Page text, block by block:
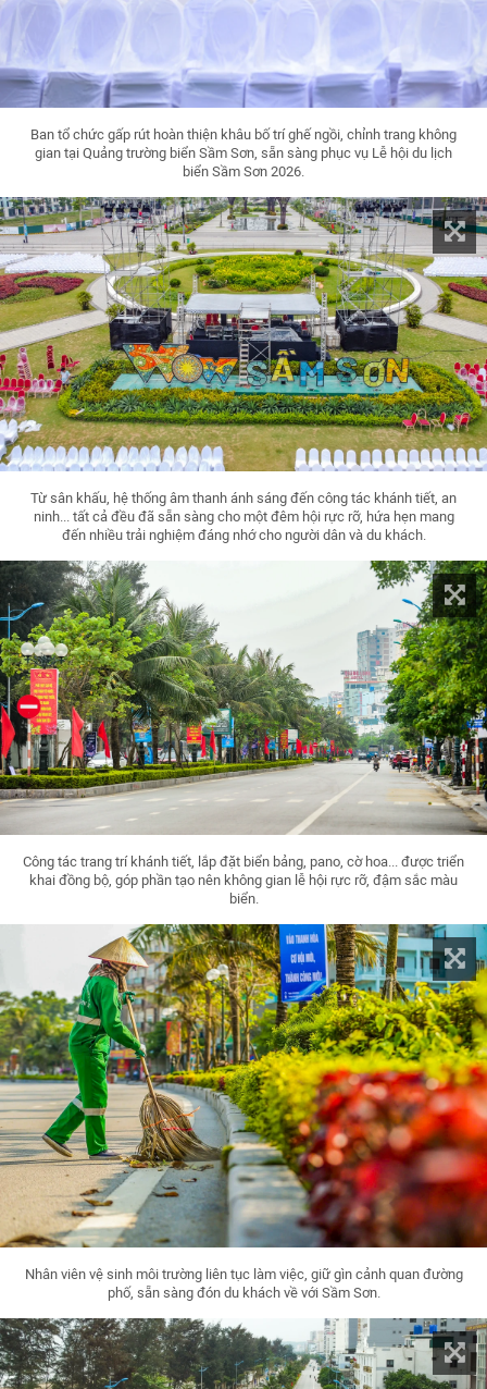
Ban tổ chức gấp rút hoàn thiện khâu bố trí ghế ngồi, chỉnh trang không
gian tại Quảng trường biển Sầm Sơn, sẵn sàng phục vụ Lễ hội du lịch
biển Sầm Sơn 2026.
Từ sân khấu, hệ thống âm thanh ánh sáng đến công tác khánh tiết, an
ninh... tất cả đều đã sẵn sàng cho một đêm hội rực rỡ, hứa hẹn mang
đến nhiều trải nghiệm đáng nhớ cho người dân và du khách.
Công tác trang trí khánh tiết, lắp đặt biển bảng, pano, cờ hoa... được triển
khai đồng bộ, góp phần tạo nên không gian lễ hội rực rỡ, đậm sắc màu
biển.
Nhân viên vệ sinh môi trường liên tục làm việc, giữ gìn cảnh quan đường
phố, sẵn sàng đón du khách về với Sầm Sơn.